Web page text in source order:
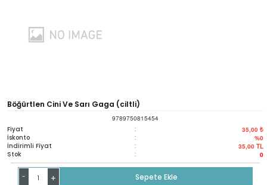
Böğürtlen Cini Ve Sarı Gaga (ciltli)
9789750815454
Fiyat : 35,00 ₺
İskonto : %0
İndirimli Fiyat : 35,00 TL
Stok : 0
- +
Sepete Ekle